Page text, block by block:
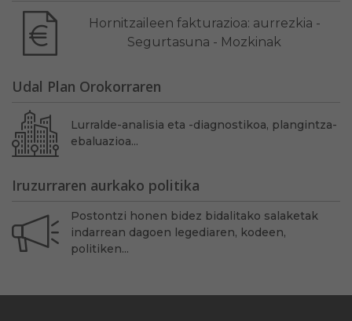
Hornitzaileen fakturazioa: aurrezkia -
Segurtasuna - Mozkinak
Udal Plan Orokorraren
Lurralde-analisia eta -diagnostikoa, plangintza-
ebaluazioa...
Iruzurraren aurkako politika
Postontzi honen bidez bidalitako salaketak
indarrean dagoen legediaren, kodeen,
politiken...